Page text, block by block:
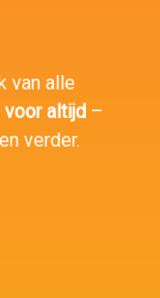
van alle
voor altijd –
verder.